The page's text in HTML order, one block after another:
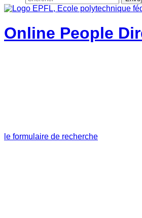
Online People
le formulaire de recherche